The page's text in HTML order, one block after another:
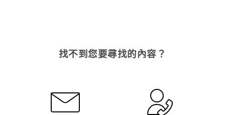
找不到您要尋找的內容？